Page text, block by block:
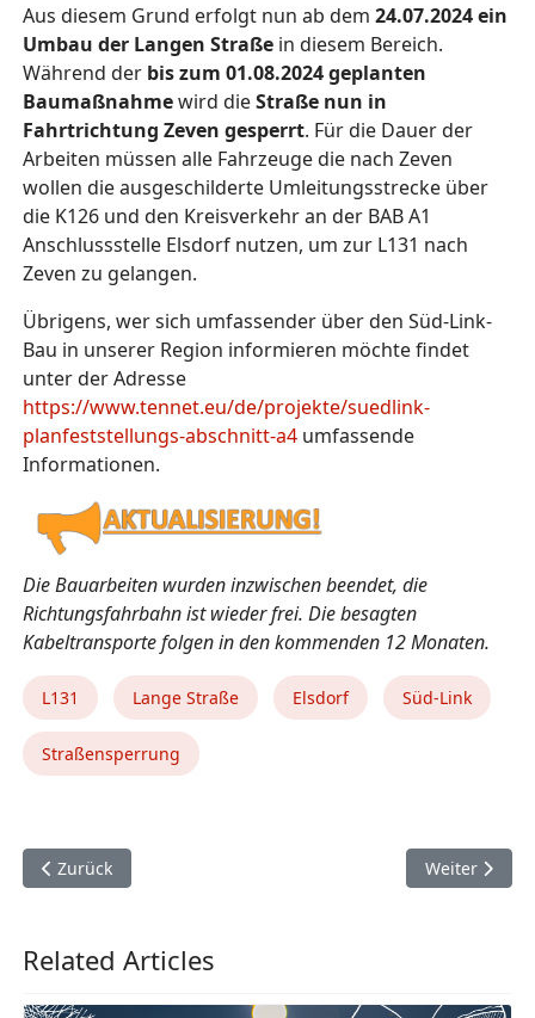
Aus diesem Grund erfolgt nun ab dem 24.07.2024 ein
Umbau der Langen Straße in diesem Bereich.
Während der bis zum 01.08.2024 geplanten
Baumaßnahmewird dieStraße nun in
Fahrtrichtung Zeven gesperrt. Für die Dauer der
Arbeiten müssen alle Fahrzeuge die nach Zeven
wollen die ausgeschilderte Umleitungsstrecke über
die K126 und den Kreisverkehr an der BAB A1
Anschlussstelle Elsdorf nutzen, um zur L131 nach
Zeven zu gelangen.
Übrigens, wer sich umfassender über den Süd-Link-
Bau in unserer Region informieren möchte findet
unter der Adresse
https://www.tennet.eu/de/projekte/suedlink-
planfeststellungs-abschnitt-a4 umfassende
Informationen.
Die Bauarbeiten wurden inzwischen beendet, die
Richtungsfahrbahn ist wieder frei. Die besagten
Kabeltransporte folgen in den kommenden 12 Monaten.
L131 Lange Straße Elsdorf Süd-Link
Straßensperrung
Vorheriger Beitrag: Festwochenende anlässlich des 1000
Zurück Nächster
Weiter
Related Articles